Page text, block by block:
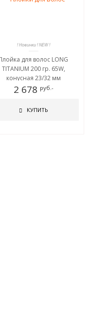
! Новинки ! NEW !
для волос LONG
TITANIUM 200 гр. 65W,
конусная 23/32 мм
2 678 руб.-
КУПИТЬ